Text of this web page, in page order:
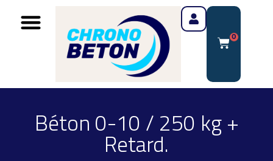
0
Béton 0-10 / 250 kg +
Retard.